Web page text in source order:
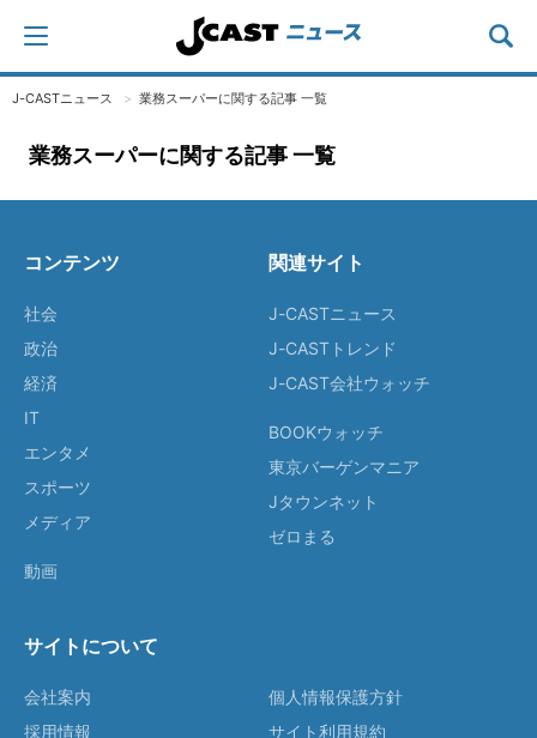
J-CASTニュース 業務スーパーに関する記事 一覧
業務スーパーに関する記事 一覧
コンテンツ
社会
政治
経済
IT
エンタメ
スポーツ
メディア
動画
関連サイト
J-CASTニュース
J-CASTトレンド
J-CAST会社ウォッチ
BOOKウォッチ
東京バーゲンマニア
Jタウンネット
ゼロまる
サイトについて
会社案内
採用情報
個人情報保護方針
サイト利用規約